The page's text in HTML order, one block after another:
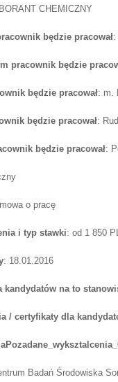
CHEMICZNY
będzie pracował:
pracownik będzie
będzie pracował: m.
będzie pracował:
będzie pracował:
o pracę
i typ stawki: od 1 850
: 18.01.2016
kandydatów na to
/ certyfikaty dla
Badań Środowiska